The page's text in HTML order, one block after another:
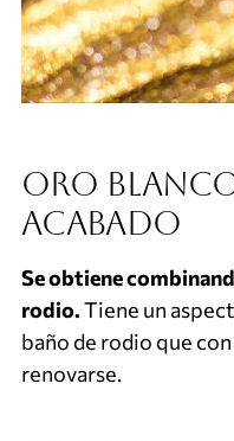
Oro
acabado
Se obtiene
rodio.Tiene un
baño de rodio que
renovarse.